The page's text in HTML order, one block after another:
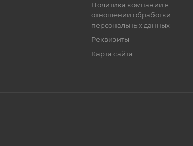
Политика компании в
отношении обработки
персональных данных
Реквизиты
Карта сайта